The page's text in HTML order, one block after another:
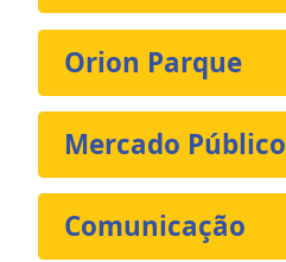
Orion Parque
Mercado Público
Comunicação